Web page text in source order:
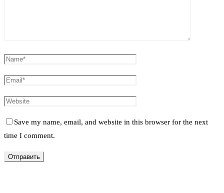
Save my name, email, and website in this browser for the next
time I comment.